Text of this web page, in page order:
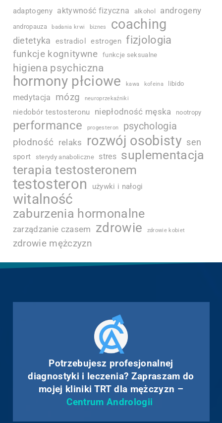
adaptogeny aktywność fizyczna alkohol androgeny
andropauza badania krwi biznes coaching
dietetyka estradiol estrogen fizjologia
funkcje kognitywne funkcje seksualne
higiena psychiczna
hormony płciowe kawa kofeina libido
medytacja mózg neuroprzekaźniki
niedobór testosteronu niepłodność męska nootropy
performance progesteron psychologia
płodność relaks rozwój osobisty sen
sport sterydy anaboliczne stres suplementacja
terapia testosteronem
testosteron używki i nałogi
witalność
zaburzenia hormonalne
zarządzanie czasem zdrowie zdrowie kobiet
zdrowie mężczyzn
Potrzebujesz profesjonalnej
diagnostyki i leczenia? Zapraszam do
mojej kliniki TRT dla mężczyzn –
Centrum Andrologii